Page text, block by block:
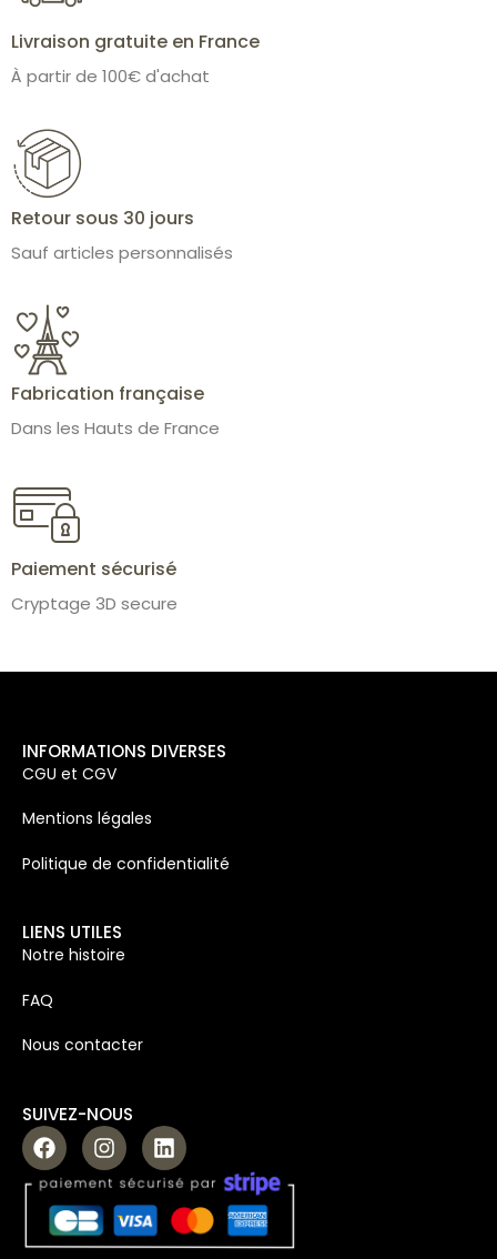
Livraison gratuite en France
À partir de 100€ d'achat
Retour sous 30 jours
Sauf articles personnalisés
Fabrication française
Dans les Hauts de France
Paiement sécurisé
Cryptage 3D secure
INFORMATIONS DIVERSES
CGU et CGV
Mentions légales
Politique de confidentialité
LIENS UTILES
Notre histoire
FAQ
Nous contacter
SUIVEZ-NOUS